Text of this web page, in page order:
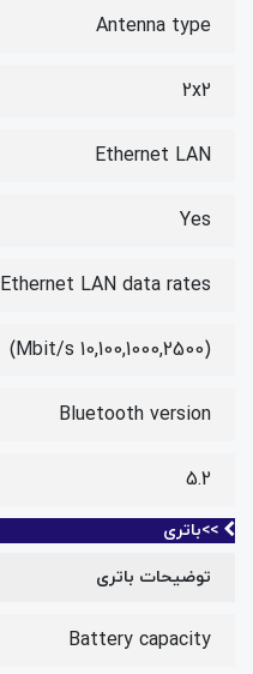
Antenna type
2x2
Ethernet LAN
Yes
Ethernet LAN data rates
(10,100,1000,2500 Mbit/s)
Bluetooth version
5.2
>>باتری
توضیحات باتری
Battery capacity